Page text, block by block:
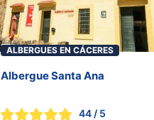
ALBERGUES EN CÁCERES
Albergue Santa Ana
44 / 5